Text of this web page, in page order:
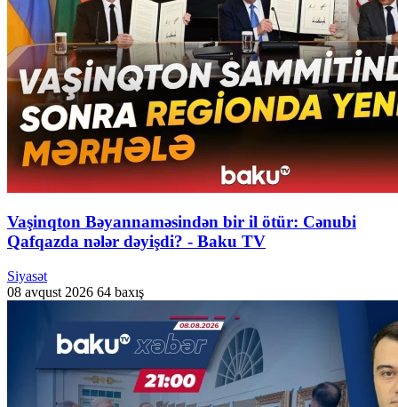
Vaşinqton Bəyannaməsindən bir il ötür: Cənubi
Qafqazda nələr dəyişdi? - Baku TV
Siyasət
08 avqust 2026 64 baxış